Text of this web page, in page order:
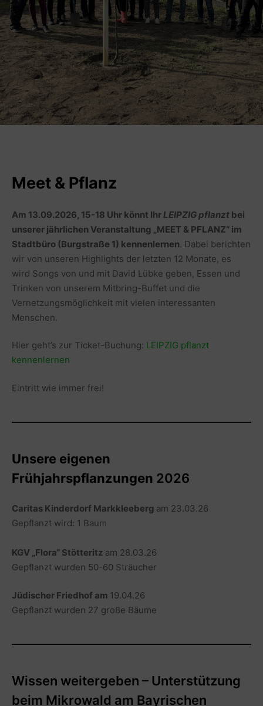
Meet & Pflanz
Am 13.09.2026, 15-18 Uhr könnt Ihr LEIPZIG pflanzt bei
unserer jährlichen Veranstaltung „MEET & PFLANZ“ im
Stadtbüro (Burgstraße 1) kennenlernen. Dabei berichten
wir von unseren Highlights der letzten 12 Monate, es
wird Songs von und mit David Lübke geben, Essen und
Trinken von unserem Mitbring-Buffet und die
Vernetzungsmöglichkeit mit vielen interessanten
Menschen.
Hier geht’s zur Ticket-Buchung: LEIPZIG pflanzt
kennenlernen
Eintritt wie immer frei!
Unsere eigenen
Frühjahrspflanzungen 2026
Caritas Kinderdorf Markkleeberg am 23.03.26
Gepflanzt wird: 1 Baum
KGV „Flora“ Stötteritz am 28.03.26
Gepflanzt wurden 50-60 Sträucher
Jüdischer Friedhof am 19.04.26
Gepflanzt wurden 27 große Bäume
Wissen weitergeben – Unterstützung
beim Mikrowald am Bayrischen